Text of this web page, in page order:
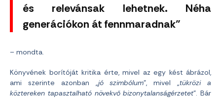
és relevánsak lehetnek. Néha
generációkon át fennmaradnak”
– mondta.
Könyvének borítóját kritika érte, mivel az egy kést ábrázol,
ami szerinte azonban „jó szimbólum”, mivel „tükrözi a
köztereken tapasztalható növekvő bizonytalanságérzetet”. Bár